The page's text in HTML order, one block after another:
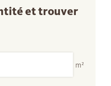
et trouver
m²